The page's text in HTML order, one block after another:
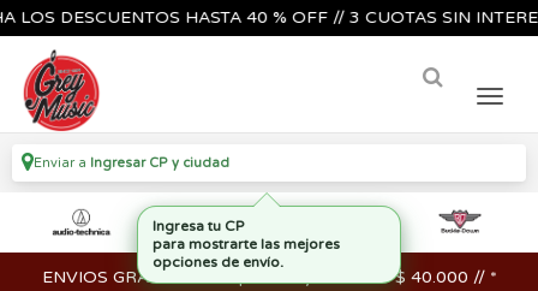
LOS DESCUENTOS HASTA 40 % OFF // 3 CUOTAS SIN
Enviar a Ingresar CP y ciudad
ENVIOS GRATIS en compras mayores a los $ 40.000 // *
Ingresa tu CP
para mostrarte las mejores
opciones de envío.